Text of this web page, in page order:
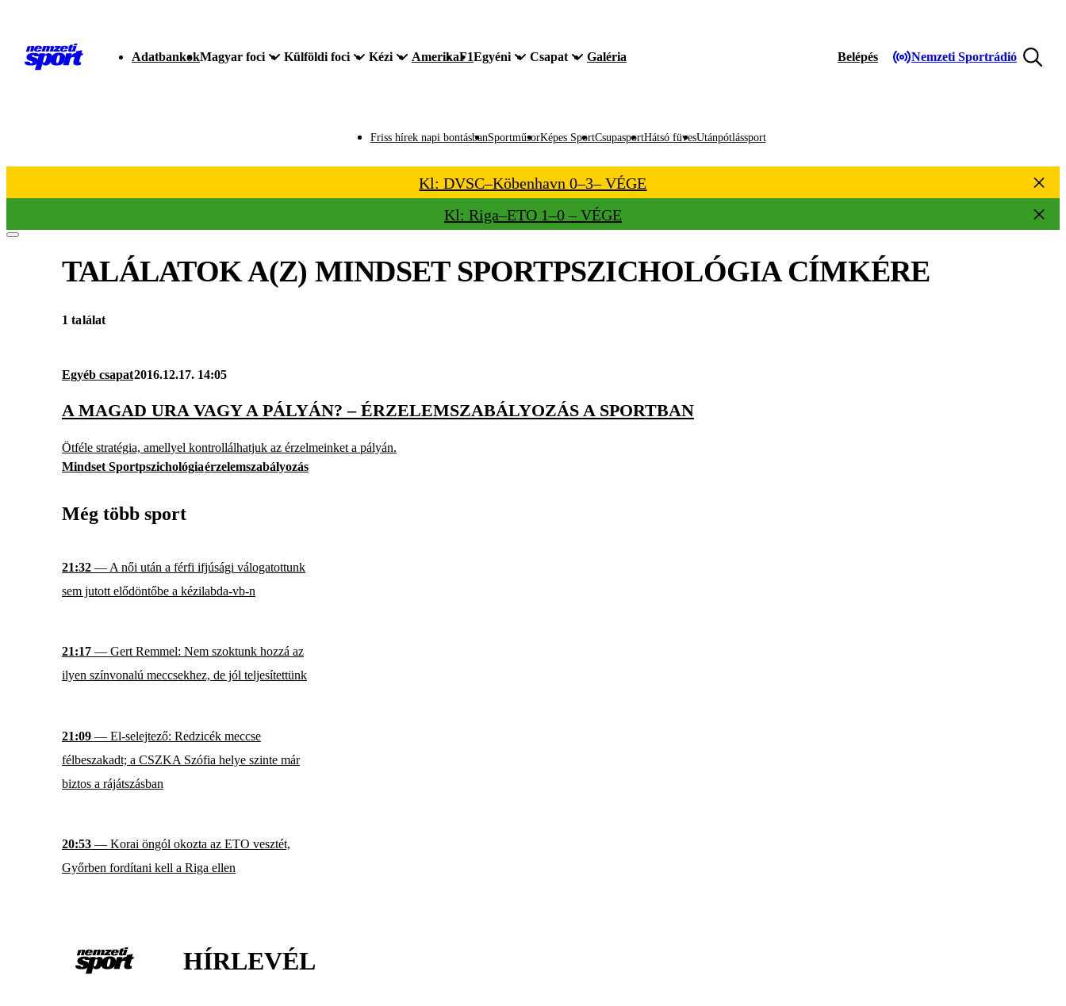
AdatbankokMagyar foci Külföldi foci Kézi AmerikaF1Egyéni Csapat Galéria Belépés Nemzeti Sportrádió
Friss hírek napi bontásbanSportműsorKépes SportCsupasportHátsó füvesUtánpótlássport
Kl: DVSC–Köbenhavn 0–3– VÉGE
Kl: Riga–ETO 1–0 – VÉGE
TALÁLATOK A(Z) MINDSET SPORTPSZICHOLÓGIACÍMKÉRE
1 találat
Egyéb csapat2016.12.17. 14:05
A MAGAD URA VAGY A PÁLYÁN? – ÉRZELEMSZABÁLYOZÁS A SPORTBAN
Ötféle stratégia, amellyel kontrollálhatjuk az érzelmeinket a pályán.
Mindset Sportpszichológiaérzelemszabályozás
Még több sport
21:32 — A női után a férfi ifjúsági válogatottunk
sem jutott elődöntőbe a kézilabda-vb-n
21:17 — Gert Remmel: Nem szoktunk hozzá az
ilyen színvonalú meccsekhez, de jól teljesítettünk
21:09 — El-selejtező: Redzicék meccse
félbeszakadt; a CSZKA Szófia helye szinte már
biztos a rájátszásban
20:53 — Korai öngól okozta az ETO vesztét,
Győrben fordítani kell a Riga ellen
HÍRLEVÉL